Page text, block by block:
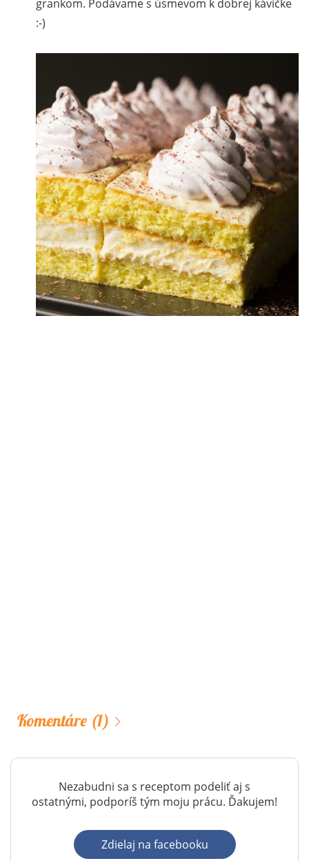
grankom. Podávame s úsmevom k dobrej kávičke
:-)
Komentáre (1)
Nezabudni sa s receptom podeliť aj s
ostatnými, podporíš tým moju prácu. Ďakujem!
Zdielaj na facebooku